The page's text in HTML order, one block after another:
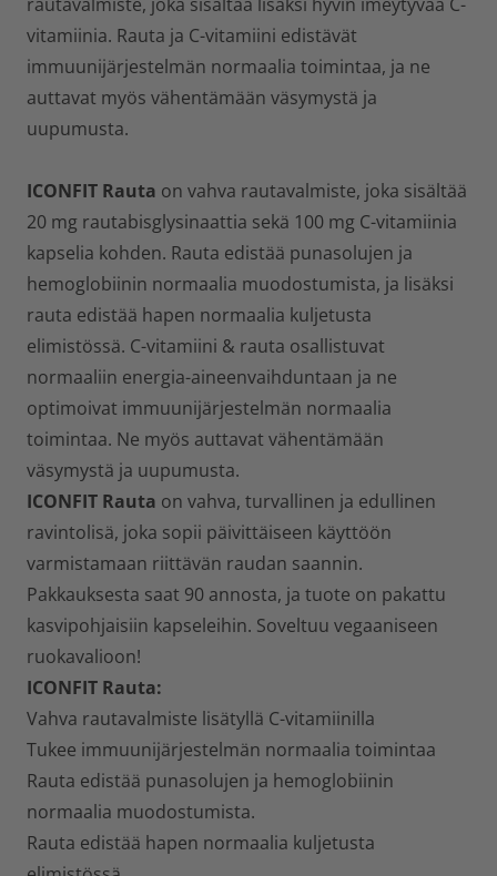
vitamiinia. Rauta ja C-vitamiini edistävät
immuunijärjestelmän normaalia toimintaa, ja ne
auttavat myös vähentämään väsymystä ja
uupumusta.
ICONFIT Rauta on vahva rautavalmiste, joka sisältää
20 mg rautabisglysinaattia sekä 100 mg C-vitamiinia
kapselia kohden. Rauta edistää punasolujen ja
hemoglobiinin normaalia muodostumista, ja lisäksi
rauta edistää hapen normaalia kuljetusta
elimistössä. C-vitamiini & rauta osallistuvat
normaaliin energia-aineenvaihduntaan ja ne
optimoivat immuunijärjestelmän normaalia
toimintaa. Ne myös auttavat vähentämään
väsymystä ja uupumusta.
ICONFIT Rauta on vahva, turvallinen ja edullinen
ravintolisä, joka sopii päivittäiseen käyttöön
varmistamaan riittävän raudan saannin.
Pakkauksesta saat 90 annosta, ja tuote on pakattu
kasvipohjaisiin kapseleihin. Soveltuu vegaaniseen
ruokavalioon!
ICONFIT Rauta:
Vahva rautavalmiste lisätyllä C-vitamiinilla
Tukee immuunijärjestelmän normaalia toimintaa
Rauta edistää punasolujen ja hemoglobiinin
normaalia muodostumista.
Rauta edistää hapen normaalia kuljetusta